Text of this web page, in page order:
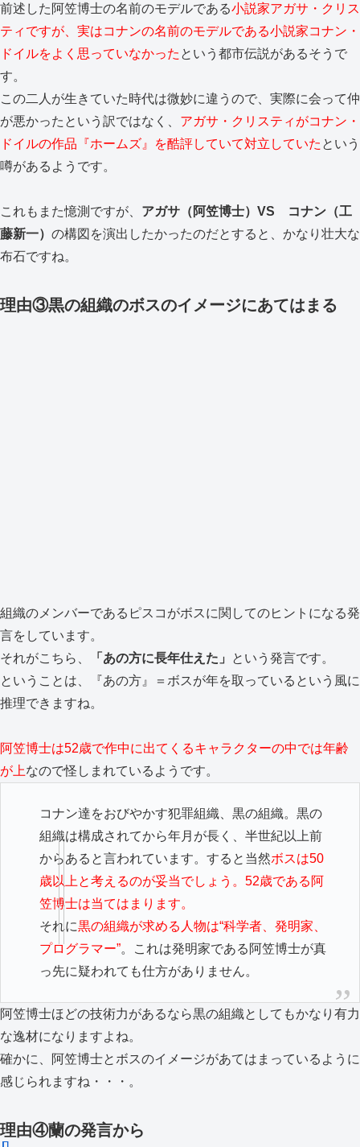
前述した阿笠博士の名前のモデルである小説家アガサ・クリス
ティですが、実はコナンの名前のモデルである小説家コナン・
ドイルをよく思っていなかった という都市伝説があるそうで
す。
この二人が生きていた時代は微妙に違うので、実際に会って仲
が悪かったという訳ではなく、 アガサ・クリスティがコナン・
ドイルの作品『ホームズ』を酷評していて対立していた という
噂があるようです。
これもまた憶測ですが、 アガサ（阿笠博士）VS コナン（工
藤新一） の構図を演出したかったのだとすると、かなり壮大な
布石ですね。
理由③黒の組織のボスのイメージにあてはまる
組織のメンバーであるピスコがボスに関してのヒントになる発
言をしています。
それがこちら、
「あの方に長年仕えた」
という発言です。
ということは、『あの方』＝ボスが年を取っているという風に
推理できますね。
阿笠博士は52歳で作中に出てくるキャラクターの中では年齢
が上なので怪しまれているようです。
コナン達をおびやかす犯罪組織、黒の組織。黒の
組織は構成されてから年月が長く、半世紀以上前
からあると言われています。すると当然ボスは50
歳以上と考えるのが妥当でしょう。52歳である阿
笠博士は当てはまります。
それに黒の組織が求める人物は“科学者、発明家、
プログラマー”。これは発明家である阿笠博士が真
っ先に疑われても仕方がありません。
阿笠博士ほどの技術力があるなら黒の組織としてもかなり有力
な逸材になりますよね。
確かに、阿笠博士とボスのイメージがあてはまっているように
感じられますね・・・。
理由④蘭の発言から